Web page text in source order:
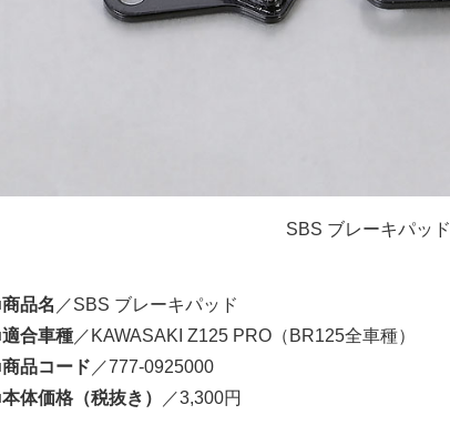
SBS ブレーキパッド
品名 ／SBS ブレーキパッド
合車種 ／KAWASAKI Z125 PRO（BR125全車種）
品コード ／777-0925000
体価格（税抜き）
／3,300円